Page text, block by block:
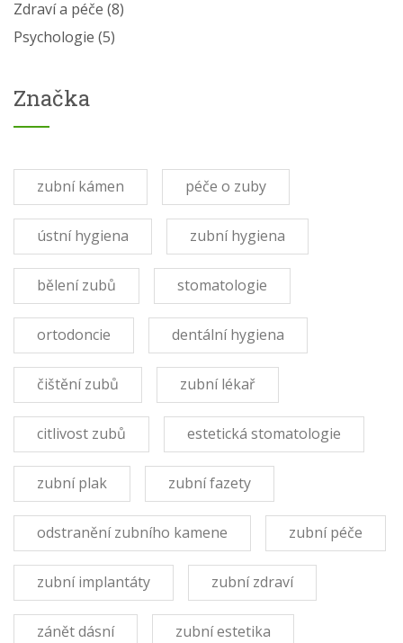
Zdraví a péče (8)
Psychologie (5)
Značka
zubní kámen péče o zuby
ústní hygiena zubní hygiena
bělení zubů stomatologie
ortodoncie dentální hygiena
čištění zubů zubní lékař
citlivost zubů estetická stomatologie
zubní plak zubní fazety
odstranění zubního kamene zubní péče
zubní implantáty zubní zdraví
zánět dásní zubní estetika